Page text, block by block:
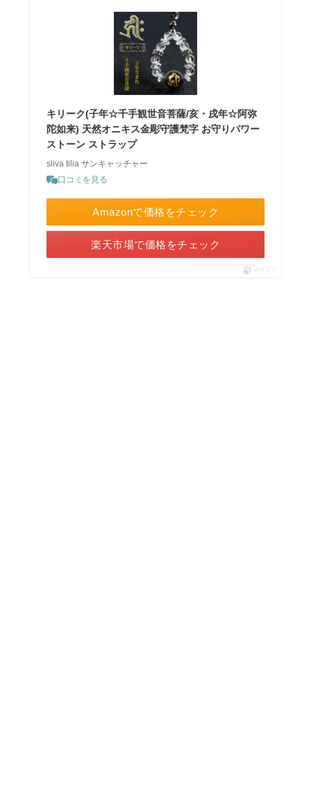
キリーク(子年☆千手観世音菩薩/亥・戌年☆阿弥
陀如来) 天然オニキス金彫守護梵字 お守りパワー
ストーン ストラップ
sliva tilia サンキャッチャー
口コミを見る
Amazonで価格をチェック
楽天市場で価格をチェック
ポチップ